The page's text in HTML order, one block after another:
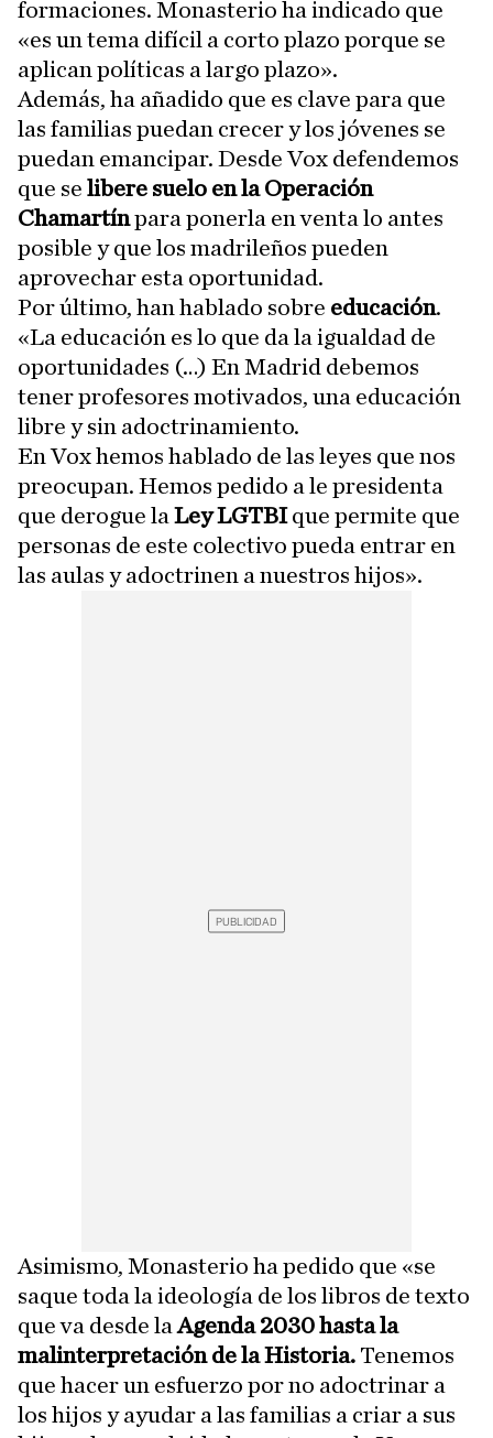
formaciones. Monasterio ha indicado que
«es un tema difícil a corto plazo porque se
aplican políticas a largo plazo».
Además, ha añadido que es clave para que
las familias puedan crecer y los jóvenes se
puedan emancipar. Desde Vox defendemos
que se libere suelo en la Operación
Chamartínpara ponerla en venta lo antes
posible y que los madrileños pueden
aprovechar esta oportunidad.
Por último, han hablado sobre educación.
«La educación es lo que da la igualdad de
oportunidades (…) En Madrid debemos
tener profesores motivados, una educación
libre y sin adoctrinamiento.
En Vox hemos hablado de las leyes que nos
preocupan. Hemos pedido a le presidenta
que derogue la Ley LGTBIque permite que
personas de este colectivo pueda entrar en
las aulas y adoctrinen a nuestros hijos».
Asimismo, Monasterio ha pedido que «se
saque toda la ideología de los libros de texto
que va desde laAgenda 2030 hasta la
malinterpretación de la Historia. Tenemos
que hacer un esfuerzo por no adoctrinar a
los hijos y ayudar a las familias a criar a sus